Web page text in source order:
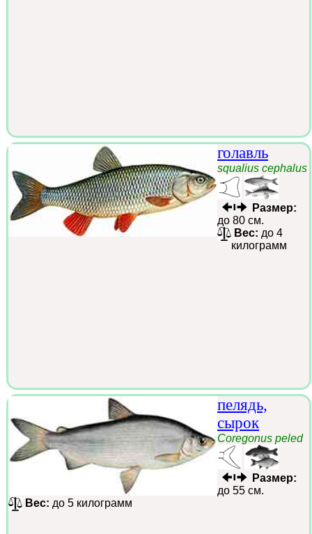
голавль
squalius cephalus
Размер:
до 80 см.
Вес: до 4
килограмм
пелядь,
сырок
Coregonus peled
Размер:
до 55 см.
Вес: до 5 килограмм